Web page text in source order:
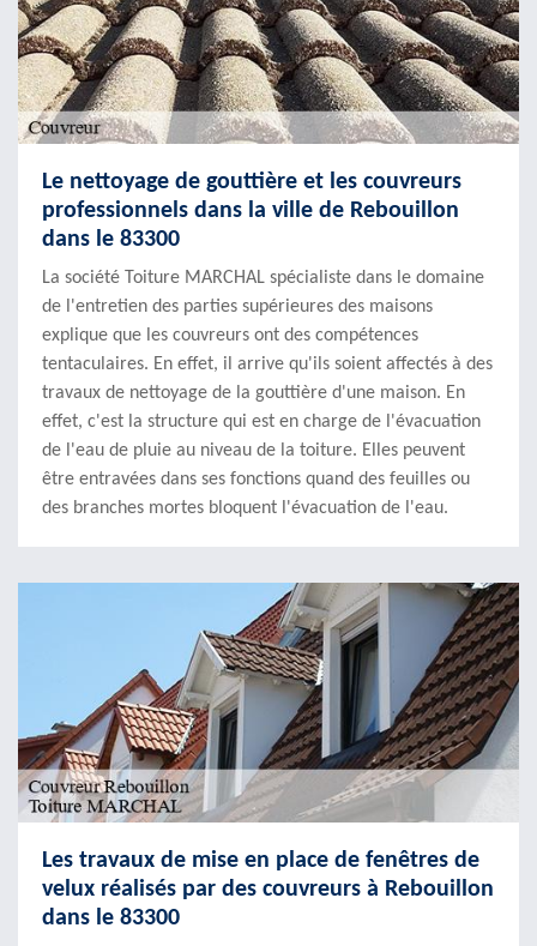
Le nettoyage de gouttière et les couvreurs
professionnels dans la ville de Rebouillon
dans le 83300
La société Toiture MARCHAL spécialiste dans le domaine
de l'entretien des parties supérieures des maisons
explique que les couvreurs ont des compétences
tentaculaires. En effet, il arrive qu'ils soient affectés à des
travaux de nettoyage de la gouttière d'une maison. En
effet, c'est la structure qui est en charge de l'évacuation
de l'eau de pluie au niveau de la toiture. Elles peuvent
être entravées dans ses fonctions quand des feuilles ou
des branches mortes bloquent l'évacuation de l'eau.
Les travaux de mise en place de fenêtres de
velux réalisés par des couvreurs à Rebouillon
dans le 83300